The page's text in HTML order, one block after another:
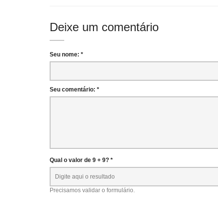
Deixe um comentário
Seu nome: *
Seu comentário: *
Qual o valor de 9 + 9? *
Precisamos validar o formulário.